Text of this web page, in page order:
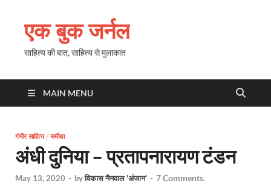
एक बुक जर्नल
साहित्य की बात, साहित्य से मुलाकात
MAIN MENU
गंभीर साहित्य/ समीक्षा
अंधी दुनिया – प्रतापनारायण टंडन
May 13, 2020 - byविकास नैनवाल 'अंजान' - 7 Comments.